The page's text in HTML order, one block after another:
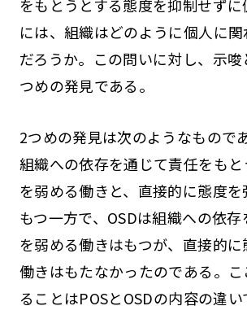
をもとうとする態度を抑制せず
には、組織はどのように個人に
だろうか。この問いに対し、示
つめの発見である。
2つめの発見は次のようなもので
組織への依存を通じて責任をも
を弱める働きと、直接的に態度
もつ一方で、OSDは組織への依
を弱める働きはもつが、直接的に
働きはもたなかったのである。
ることはPOSとOSDの内容の違い